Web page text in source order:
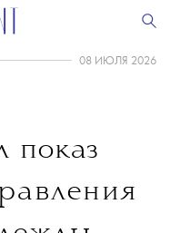
08 ИЮЛЯ 2026
показ